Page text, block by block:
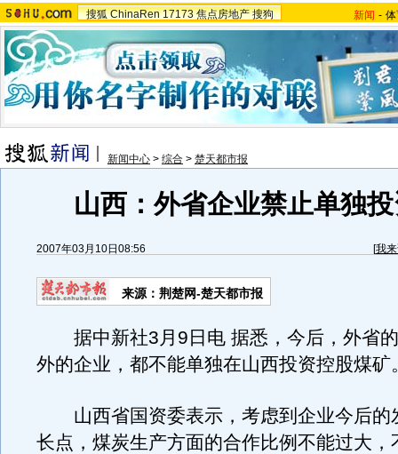
搜狐 ChinaRen 17173 焦点房地产 搜狗 新闻 -
新闻中心 > 综合 > 楚天都市报
山西：外省企业禁止单独
2007年03月10日08:56 [我
来源：荆楚网-楚天都市报
据中新社3月9日电 据悉，今后，外省
外的企业，都不能单独在山西投资控股煤矿
山西省国资委表示，考虑到企业今后的
长点，煤炭生产方面的合作比例不能过大，